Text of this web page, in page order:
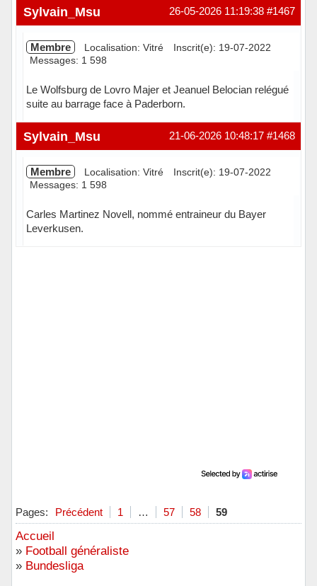
Hors ligne #1467
26-05-2026 11:19:38
Sylvain_Msu
Membre Localisation: Vitré
Inscrit(e): 19-07-2022
Messages: 1 598
Le Wolfsburg de Lovro Majer et Jeanuel Belocian relégué
suite au barrage face à Paderborn.
Hors ligne #1468
21-06-2026 10:48:17
Sylvain_Msu
Membre Localisation: Vitré
Inscrit(e): 19-07-2022
Messages: 1 598
Carles Martinez Novell, nommé entraineur du Bayer
Leverkusen.
Pages: Précédent 1 … 57 58 59
Accueil
» Football généraliste
» Bundesliga